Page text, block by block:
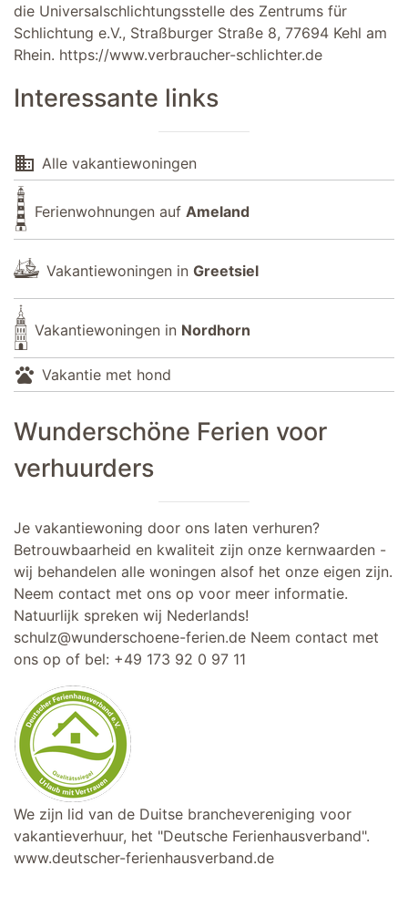
die Universalschlichtungsstelle des Zentrums für
Schlichtung e.V., Straßburger Straße 8, 77694 Kehl am
Rhein. https://www.verbraucher-schlichter.de
Interessante links
domain Alle vakantiewoningen
Ferienwohnungen auf Ameland
Vakantiewoningen in Greetsiel
Vakantiewoningen in Nordhorn
pets Vakantie met hond
Wunderschöne Ferien voor
verhuurders
Je vakantiewoning door ons laten verhuren?
Betrouwbaarheid en kwaliteit zijn onze kernwaarden -
wij behandelen alle woningen alsof het onze eigen zijn.
Neem contact met ons op voor meer informatie.
Natuurlijk spreken wij Nederlands!
schulz@wunderschoene-ferien.de Neem contact met
ons op of bel: +49 173 92 0 97 11
We zijn lid van de Duitse branchevereniging voor
vakantieverhuur, het "Deutsche Ferienhausverband".
www.deutscher-ferienhausverband.de